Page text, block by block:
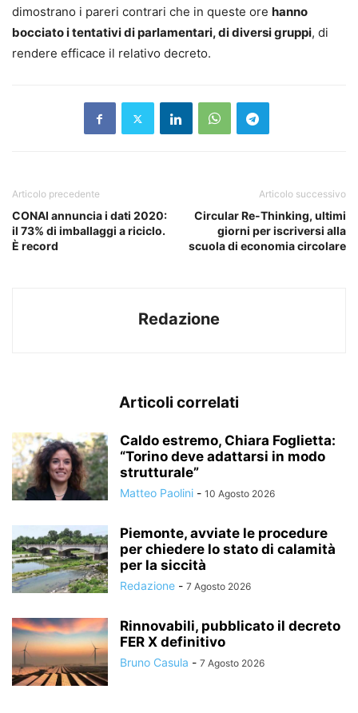
dimostrano i pareri contrari che in queste ore hanno
bocciato i tentativi di parlamentari, di diversi gruppi, di
rendere efficace il relativo decreto.
Articolo precedente
CONAI annuncia i dati 2020:
il 73% di imballaggi a riciclo.
È record
Articolo successivo
Circular Re-Thinking, ultimi
giorni per iscriversi alla
scuola di economia circolare
Redazione
Articoli correlati
Caldo estremo, Chiara Foglietta:
“Torino deve adattarsi in modo
strutturale”
Matteo Paolini - 10 Agosto 2026
Piemonte, avviate le procedure
per chiedere lo stato di calamità
per la siccità
Redazione - 7 Agosto 2026
Rinnovabili, pubblicato il decreto
FER X definitivo
Bruno Casula - 7 Agosto 2026